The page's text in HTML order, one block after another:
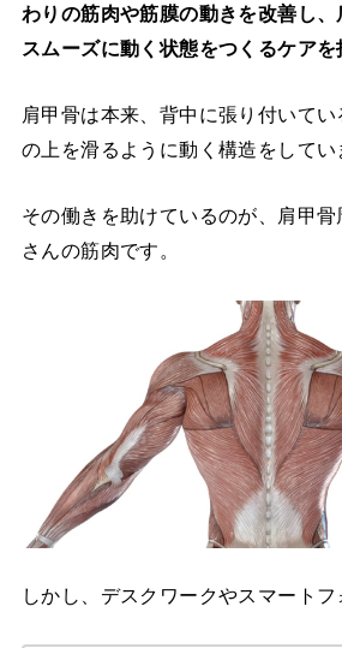
わりの筋肉や筋膜の動きを改善し
スムーズに動く状態をつくるケア
肩甲骨は本来、背中に張り付いて
の上を滑るように動く構造をしてい
その働きを助けているのが、肩甲骨
さんの筋肉です。
しかし、デスクワークやスマートフ